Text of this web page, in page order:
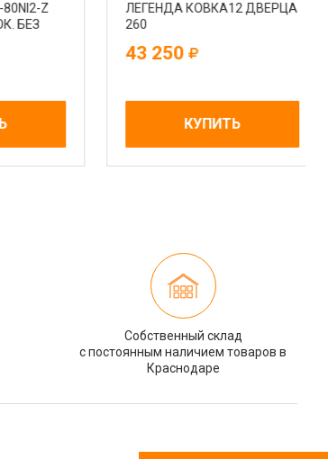
Z
ЛЕГЕНДА КОВКА12 ДВЕРЦА
43 250
КУПИТЬ
Собственный склад
c постоянным наличием товаров в
Краснодаре